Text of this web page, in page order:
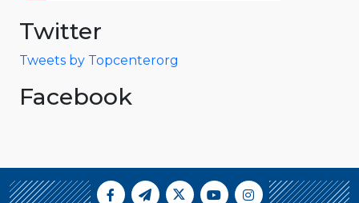
Twitter
Tweets by Topcenterorg
Facebook